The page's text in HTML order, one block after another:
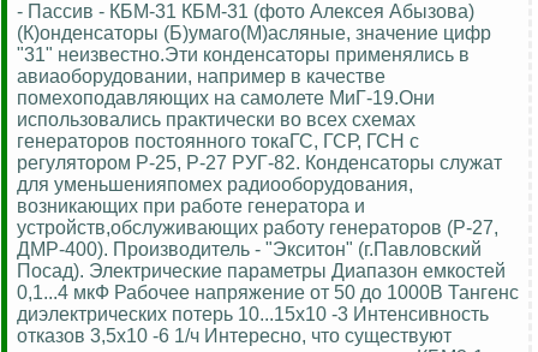
- Пассив - КБМ-31 КБМ-31 (фото Алексея Абызова)
(К)онденсаторы (Б)умаго(М)асляные, значение цифр
"31" неизвестно.Эти конденсаторы применялись в
авиаоборудовании, например в качестве
помехоподавляющих на самолете МиГ-19.Они
использовались практически во всех схемах
генераторов постоянного токаГС, ГСР, ГСН с
регулятором Р-25, Р-27 РУГ-82. Конденсаторы служат
для уменьшенияпомех радиооборудования,
возникающих при работе генератора и
устройств,обслуживающих работу генераторов (Р-27,
ДМР-400). Производитель - "Экситон" (г.Павловский
Посад). Электрические параметры Диапазон емкостей
0,1...4 мкФ Рабочее напряжение от 50 до 1000В Тангенс
диэлектрических потерь 10...15х10 -3 Интенсивность
отказов 3,5х10 -6 1/ч Интересно, что существуют